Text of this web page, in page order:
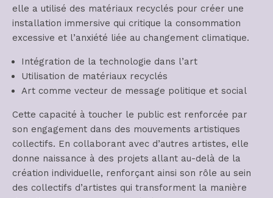
elle a utilisé des matériaux recyclés pour créer une
installation immersive qui critique la consommation
excessive et l’anxiété liée au changement climatique.
Intégration de la technologie dans l’art
Utilisation de matériaux recyclés
Art comme vecteur de message politique et social
Cette capacité à toucher le public est renforcée par
son engagement dans des mouvements artistiques
collectifs. En collaborant avec d’autres artistes, elle
donne naissance à des projets allant au-delà de la
création individuelle, renforçant ainsi son rôle au sein
des collectifs d’artistes qui transforment la manière